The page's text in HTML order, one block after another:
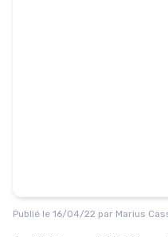
Publié le 16/04/22 par Marius